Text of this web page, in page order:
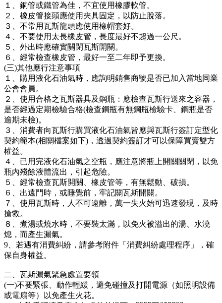
１、銅管或鐵管為佳，不宜使用橡膠軟管。
２、橡皮管接頭應使用夾具固定，以防止脫落。
３、不常用瓦斯龍頭應使用橡帽套好。
４、不要使用太長橡皮管，長度最好不超過一公尺。
５、外出時應確實關閉瓦斯開關。
６、經常檢查橡皮管，最好一至二年即予更換。
(三)其他應行注意事項
１、購用液化石油氣時，應詢明銷售商號是否已加入當地同業
公會會員。
２、使用合格之瓦斯器具及鋼瓶：應檢查瓦斯行送來之容器，
是否經過定期檢驗合格(檢查鋼瓶有無鋼瓶檢驗卡、鋼瓶是否
逾期未檢)。
３、消費者向瓦斯行購買液化石油氣皆應與瓦斯行簽訂定型化
契約範本(相關檔案如下)，透過契約簽訂才可以保障買賣雙方
權益。
４、已用完液化石油氣之空瓶，應注意將瓶上開關關閉，以免
瓶內殘餘液體流出，引起危險。
５、經常檢查瓦斯開關、橡皮管等，有無鬆動、破損。
６、出遠門時，或睡覺前，牢記關瓦斯開關。
７、使用瓦斯時，人不可遠離，萬一失火始可迅速發現，及時
搶救。
８、煮湯或燒水時，不要裝太滿，以免火被溢出的湯、水澆
熄，而產生漏氣。
9、若遇有消費糾紛，請參考附件「消費糾紛處理程序」，確
保自身權益。
二、瓦斯漏氣緊急處置要領
(一)不要緊張、動作輕緩，避免碰撞及打開電源（如照明設備
或電扇等）以免產生火花。